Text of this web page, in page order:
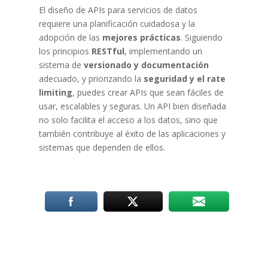
El diseño de APIs para servicios de datos
requiere una planificación cuidadosa y la
adopción de las mejores prácticas. Siguiendo
los principios RESTful, implementando un
sistema de versionado y documentación
adecuado, y priorizando la seguridad y el rate
limiting, puedes crear APIs que sean fáciles de
usar, escalables y seguras. Un API bien diseñada
no solo facilita el acceso a los datos, sino que
también contribuye al éxito de las aplicaciones y
sistemas que dependen de ellos.